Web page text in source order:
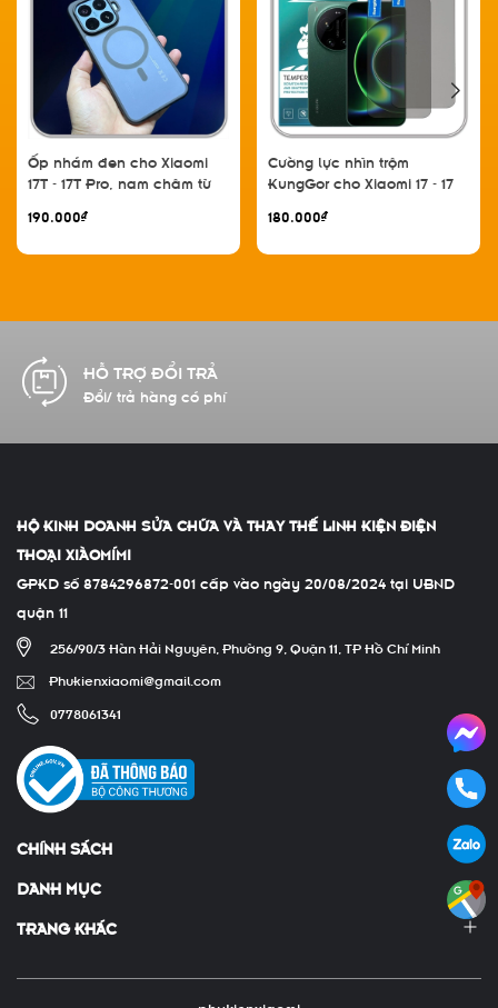
Ốp nhám đen cho Xiaomi
17T - 17T Pro, nam châm từ
190.000₫
Cường lực nhìn trộm
KungGor cho Xiaomi 17 - 17
không viền đen bộ 2 miếng
180.000₫
CAM KẾT CHẤT LƯỢNG
Hàng chính hãng 100%
HỘ KINH DOANH SỬA CHỮA VÀ THAY THẾ LINH KIỆN ĐIỆN
THOẠI XIÀOMÍMI
GPKD số 8784296872-001 cấp vào ngày 20/08/2024 tại UBND
quận 11
256/90/3 Hàn Hải Nguyên, Phường 9, Quận 11, TP Hồ Chí Minh
Phukienxiaomi@gmail.com
0778061341
CHÍNH SÁCH
DANH MỤC
TRANG KHÁC